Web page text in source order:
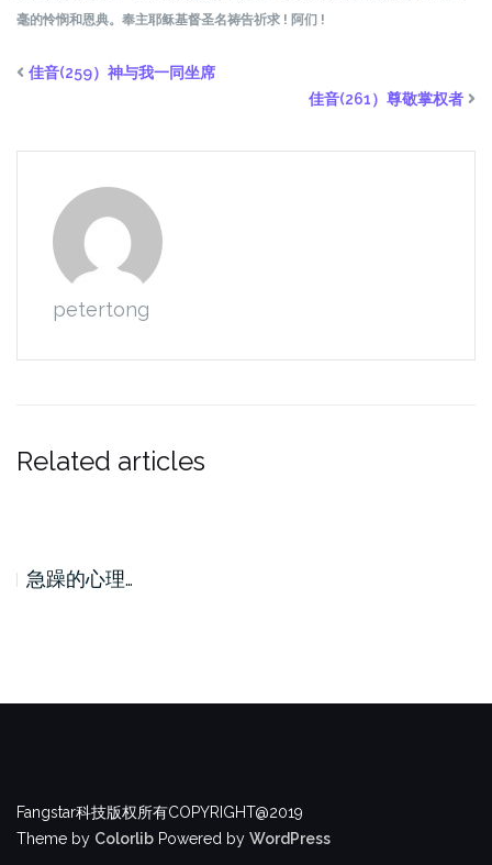
毫的怜悯和恩典。奉主耶稣基督圣名祷告祈求 ! 阿们 !
佳音(259）神与我一同坐席
佳音(261）尊敬掌权者
petertong
Related articles
急躁的心理…
Fangstar科技版权所有COPYRIGHT@2019
Theme by Colorlib Powered by WordPress